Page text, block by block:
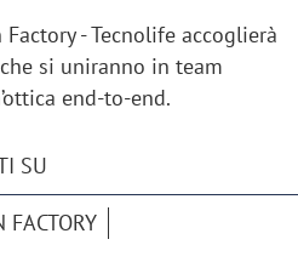
- Tecnolife accoglierà
che si uniranno in team
end-to-end.
SU
FACTORY